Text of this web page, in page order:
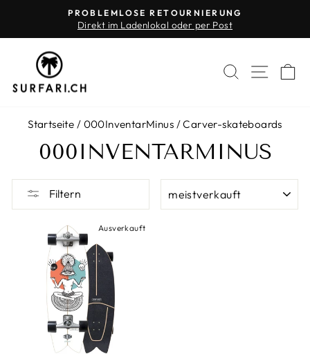
Inhalt
Pause
PROBLEMLOSE RETOURNIERUNG
Direkt im Ladenlokal oder per Post
SUCHE
Startseite / 000InventarMinus /Carver-skateboards
000INVENTARMINUS
Filtern
Ausverkauft